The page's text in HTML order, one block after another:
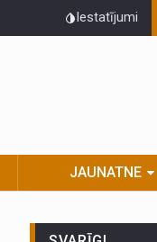
Iestatījumi
JAUNATNE